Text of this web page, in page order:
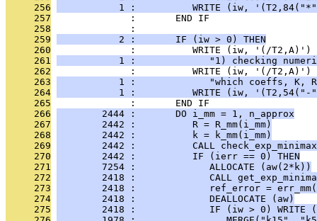
     256
1 :          WRITE (iw,
     257
              :       END IF
     258
              :
     259
           2 :       IF (iw > 0) THEN
     260
:          WRITE (iw, '(/T2,A)')
     261
1 :             "1) checking
     262
:          WRITE (iw, '(/T2,A)')
     263
1 :             "which coeffs, K,
     264
1 :          WRITE (iw, '(T2,54("-
     265
              :       END IF
     266
        2444 :       DO i_mm = 1, n_approx
     267
        2442 :          R = R_mm(i_mm)
     268
        2442 :          k = k_mm(i_mm)
     269
2442 :          CALL
     270
        2442 :          IF (ierr == 0) THEN
     271
        7254 :             ALLOCATE (aw(2*k))
     272
2418 :             CALL
     273
2418 :             ref_error =
     274
        2418 :             DEALLOCATE (aw)
     275
2418 :             IF (iw > 0) WRITE